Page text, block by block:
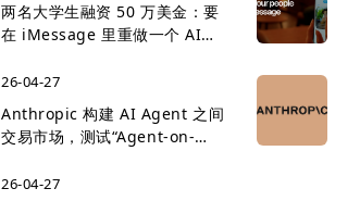
两名大学生融资 50 万美金：要
在 iMessage 里重做一个 AI
26-04-27
Anthropic 构建 AI Agent 之间
交易市场，测试“Agent-on-
26-04-27